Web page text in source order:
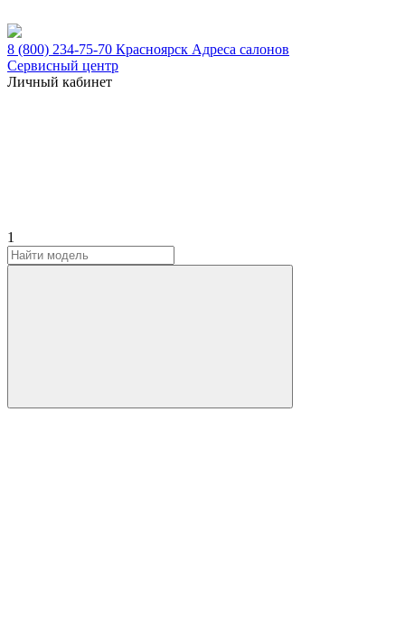
8 (800) 234-75-70 Красноярск Адреса салонов
Сервисный центр
Личный кабинет
1